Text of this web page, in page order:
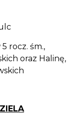
rocz. śm.,
oraz Halinę,